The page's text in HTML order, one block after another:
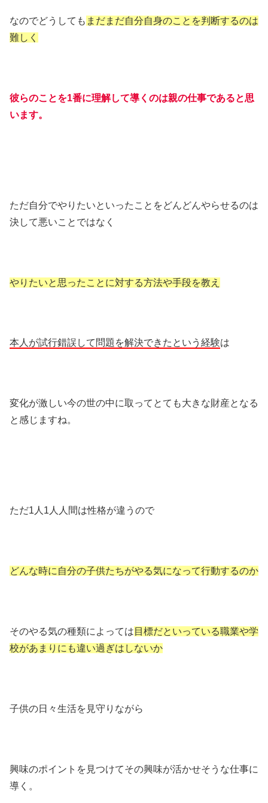
なのでどうしても まだまだ自分自身のことを判断するのは
難しく
彼らのことを1番に理解して導くのは親の仕事であると思
います。
ただ自分でやりたいといったことをどんどんやらせるのは
決して悪いことではなく
やりたいと思ったことに対する方法や手段を教え
本人が試行錯誤して問題を解決できたという経験は
変化が激しい今の世の中に取ってとても大きな財産となる
と感じますね。
ただ1人1人人間は性格が違うので
どんな時に自分の子供たちがやる気になって行動するのか
そのやる気の種類によっては 目標だといっている職業や学
校があまりにも違い過ぎはしないか
子供の日々生活を見守りながら
興味のポイントを見つけてその興味が活かせそうな仕事に
導く。